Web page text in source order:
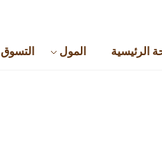
الرئيسية المول التسوق